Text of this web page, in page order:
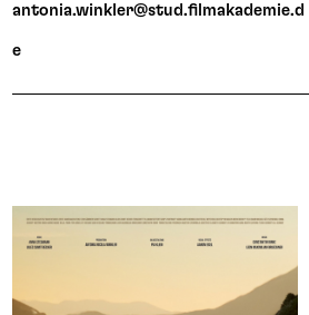
antonia.winkler@stud.filmakademie.d
e